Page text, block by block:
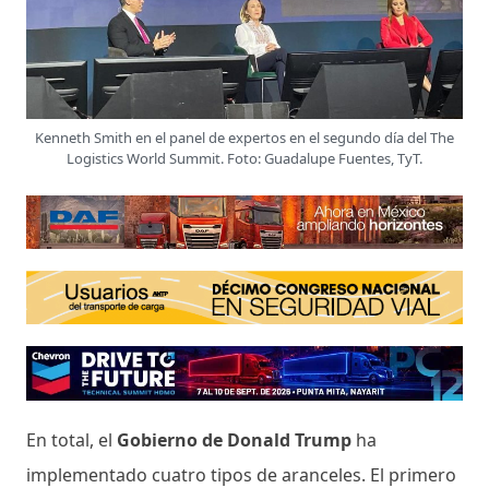
Kenneth Smith en el panel de expertos en el segundo día del The
Logistics World Summit. Foto: Guadalupe Fuentes, TyT.
En total, el Gobierno de Donald Trump ha
implementado cuatro tipos de aranceles. El primero